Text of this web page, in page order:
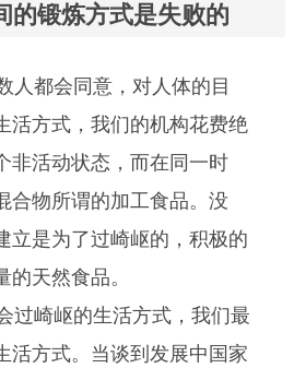
的锻炼方式是失败的
人都会同意，对人体的目
活方式，我们的机构花费绝
非活动状态，而在同一时
合物所谓的加工食品。没
立是为了过崎岖的，积极的
天然食品。
过崎岖的生活方式，我们最
活方式。当谈到发展中国家